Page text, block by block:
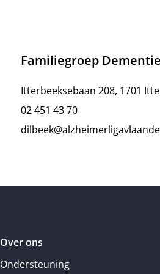
Familiegroep
Itterbeeksebaan 208, 1701
02 451 43 70
Over ons
Ondersteuning